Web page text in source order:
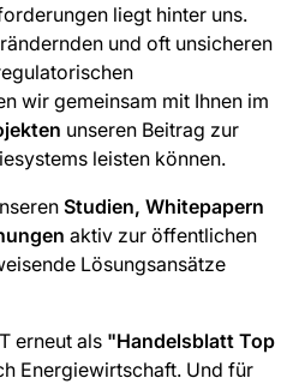
liegt hinter uns.
und oft unsicheren
wir gemeinsam mit Ihnen im
unseren Beitrag zur
leisten können.
Studien, Whitepapern
aktiv zur öffentlichen
Lösungsansätze
erneut als "Handelsblatt Top
Energiewirtschaft. Und für